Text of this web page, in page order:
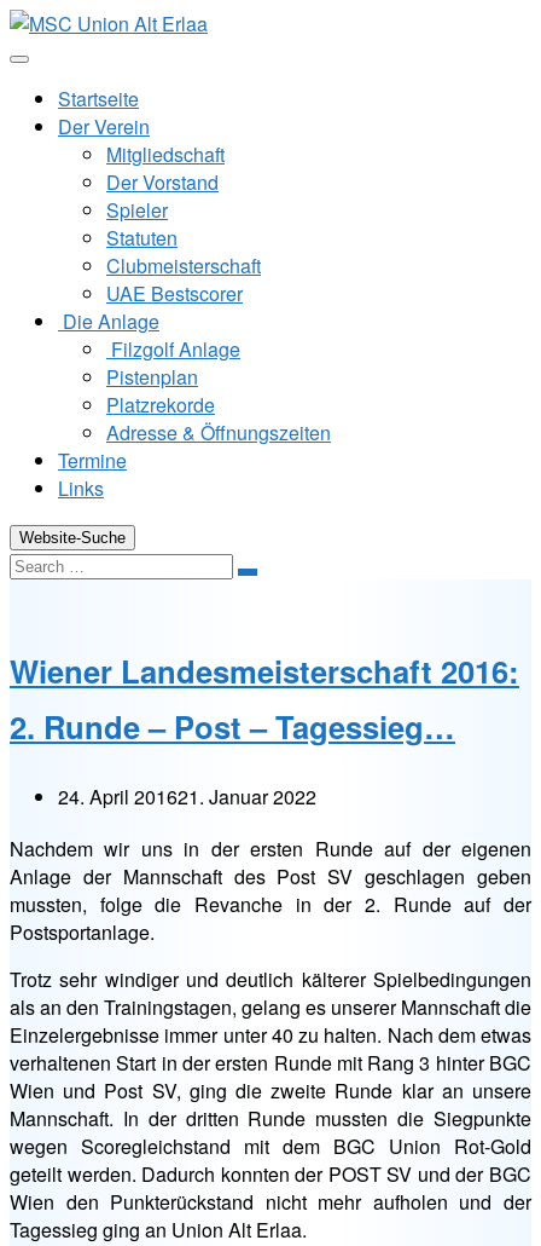
Zum
Inhalt
Startseite
Der Verein
Mitgliedschaft
Der Vorstand
Spieler
Statuten
Clubmeisterschaft
UAE Bestscorer
Die Anlage
Filzgolf Anlage
Pistenplan
Platzrekorde
Adresse & Öffnungszeiten
Termine
Links
Website-Suche
Search
Wiener Landesmeisterschaft 2016:
2. Runde – Post – Tagessieg…
24. April 201621. Januar 2022
Nachdem wir uns in der ersten Runde auf der eigenen
Anlage der Mannschaft des Post SV geschlagen geben
mussten, folge die Revanche in der 2. Runde auf der
Postsportanlage.
Trotz sehr windiger und deutlich kälterer Spielbedingungen
als an den Trainingstagen, gelang es unserer Mannschaft die
Einzelergebnisse immer unter 40 zu halten. Nach dem etwas
verhaltenen Start in der ersten Runde mit Rang 3 hinter BGC
Wien und Post SV, ging die zweite Runde klar an unsere
Mannschaft. In der dritten Runde mussten die Siegpunkte
wegen Scoregleichstand mit dem BGC Union Rot-Gold
geteilt werden. Dadurch konnten der POST SV und der BGC
Wien den Punkterückstand nicht mehr aufholen und der
Tagessieg ging an Union Alt Erlaa.